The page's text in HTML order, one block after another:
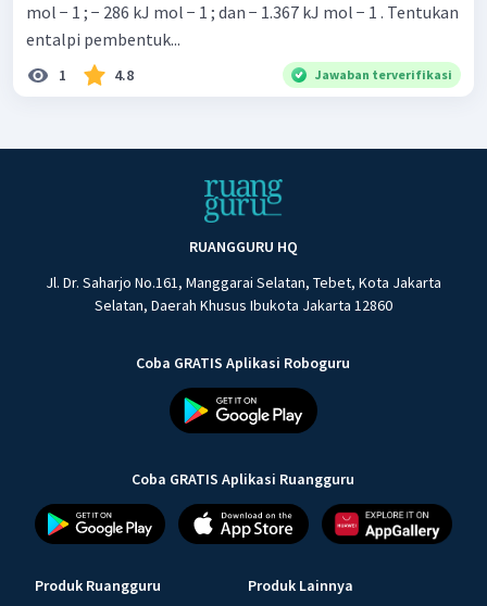
mol − 1 ; − 286 kJ mol − 1 ; dan − 1.367 kJ mol − 1 . Tentukan
entalpi pembentuk...
1 4.8 Jawaban terverifikasi
RUANGGURU HQ
Jl. Dr. Saharjo No.161, Manggarai Selatan, Tebet, Kota Jakarta
Selatan, Daerah Khusus Ibukota Jakarta 12860
Coba GRATIS Aplikasi Roboguru
Coba GRATIS Aplikasi Ruangguru
Produk Ruangguru Produk Lainnya